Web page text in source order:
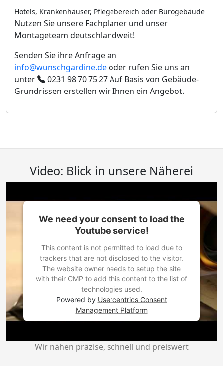
Hotels, Krankenhäuser, Pflegebereich oder Bürogebäude
Nutzen Sie unsere Fachplaner und unser
Montageteam deutschlandweit!
Senden Sie ihre Anfrage an
info@wunschgardine.de oder rufen Sie uns an
unter
0231 98 70 75 27Auf Basis von Gebäude-
Grundrissen erstellen wir Ihnen ein Angebot.
Video: Blick in unsere Näherei
We need your consent to load the
Youtube service!
This content is not permitted to load due to
trackers that are not disclosed to the visitor.
The website owner needs to setup the site
with their CMP to add this content to the list of
technologies used.
Powered by Usercentrics Consent
Management Platform
Wir nähen präzise, schnell und preiswert